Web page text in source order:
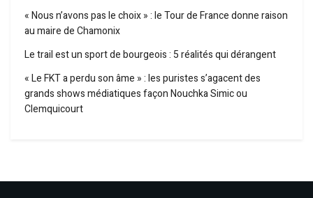
« Nous n’avons pas le choix » : le Tour de France donne raison
au maire de Chamonix
Le trail est un sport de bourgeois : 5 réalités qui dérangent
« Le FKT a perdu son âme » : les puristes s’agacent des
grands shows médiatiques façon Nouchka Simic ou
Clemquicourt